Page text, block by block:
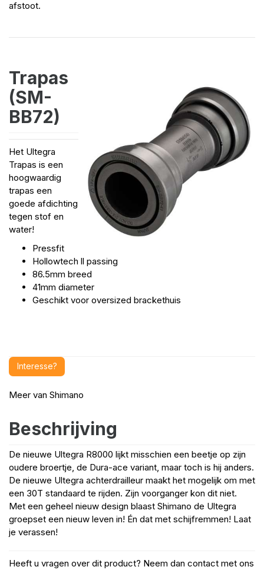
afstoot.
Trapas
(SM-
BB72)
Het Ultegra
Trapas is een
hoogwaardig
trapas een
goede afdichting
tegen stof en
water!
Pressfit
Hollowtech ll passing
86.5mm breed
41mm diameter
Geschikt voor oversized brackethuis
Interesse?
Meer van Shimano
Beschrijving
De nieuwe Ultegra R8000 lijkt misschien een beetje op zijn
oudere broertje, de Dura-ace variant, maar toch is hij anders.
De nieuwe Ultegra achterdrailleur maakt het mogelijk om met
een 30T standaard te rijden. Zijn voorganger kon dit niet.
Met een geheel nieuw design blaast Shimano de Ultegra
groepset een nieuw leven in! Én dat met schijfremmen! Laat
je verassen!
Heeft u vragen over dit product? Neem dan contact met ons